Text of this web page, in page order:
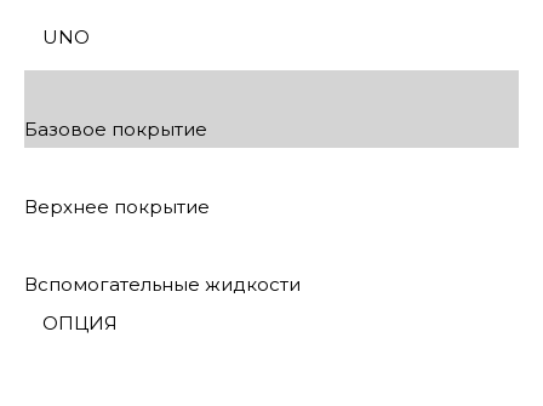
UNO
Базовое покрытие
Верхнее покрытие
Вспомогательные жидкости
ОПЦИЯ